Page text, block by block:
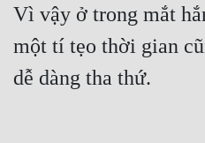
Vì vậy ở trong mắt
một tí tẹo thời gian
dễ dàng tha thứ.